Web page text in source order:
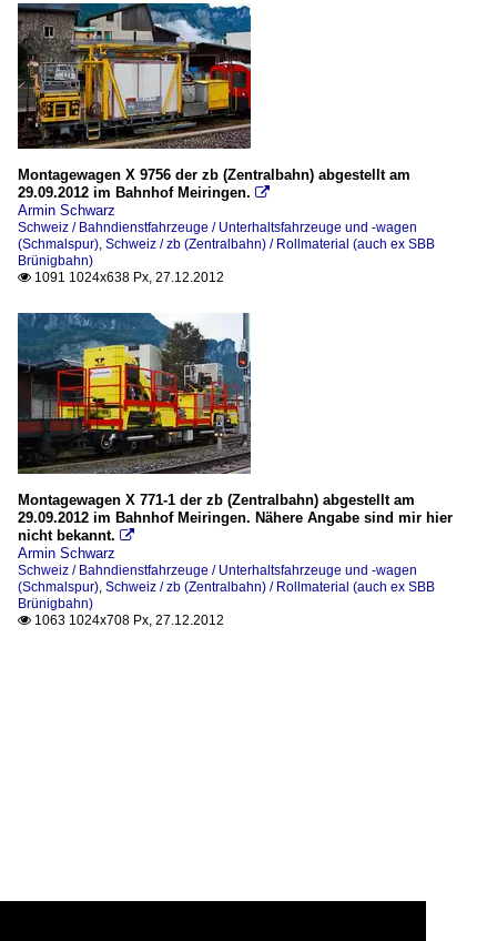
Montagewagen X 9756 der zb (Zentralbahn) abgestellt am
29.09.2012 im Bahnhof Meiringen. 
Armin Schwarz
Schweiz / Bahndienstfahrzeuge / Unterhaltsfahrzeuge und -wagen
(Schmalspur) Schweiz / zb (Zentralbahn) / Rollmaterial (auch ex SBB
Brünigbahn)
 1091 1024x638 Px, 27.12.2012
Montagewagen X 771-1 der zb (Zentralbahn) abgestellt am
29.09.2012 im Bahnhof Meiringen. Nähere Angabe sind mir hier
nicht bekannt. 
Armin Schwarz
Schweiz / Bahndienstfahrzeuge / Unterhaltsfahrzeuge und -wagen
(Schmalspur) Schweiz / zb (Zentralbahn) / Rollmaterial (auch ex SBB
Brünigbahn)
 1063 1024x708 Px, 27.12.2012